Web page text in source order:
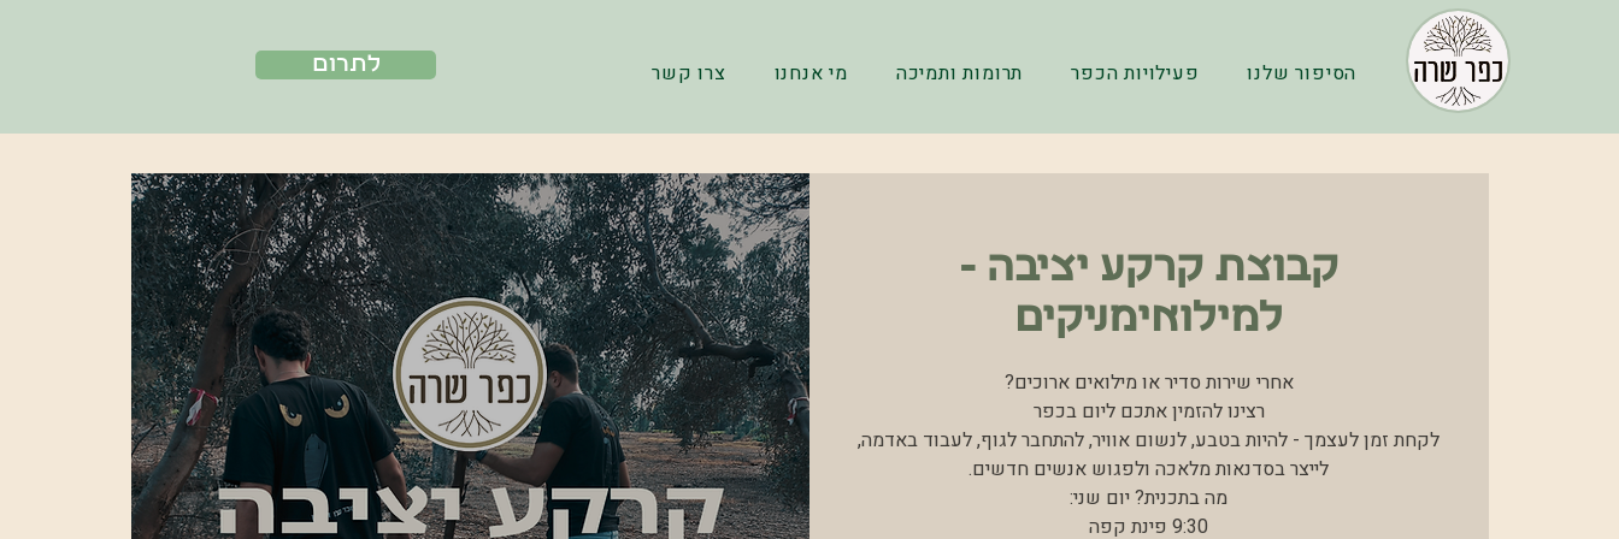
לתרום הסיפור שלנו פעילויות הכפר תרומות ותמיכה מי אנחנו צרו קשר
קבוצת קרקע יציבה -
למילואימניקים
לקחת זמן לעצמך - להיות בטבע, לנשום אוויר, להתחבר לגוף, לעבוד באדמה,
לייצר בסדנאות מלאכה ולפגוש אנשים חדשים.
מה בתכנית? יום שני:
9:30 פינת קפה